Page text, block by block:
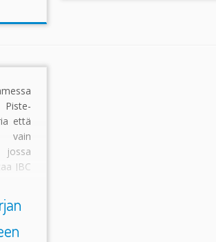
että
vain
JBC